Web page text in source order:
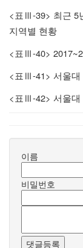
< 표 Ⅲ-39> 최근 5
지역별 현황
< 표 Ⅲ-40>
< 표 Ⅲ-41> 서울대
< 표 Ⅲ-42> 서울대
이름
비밀번호
댓글등록